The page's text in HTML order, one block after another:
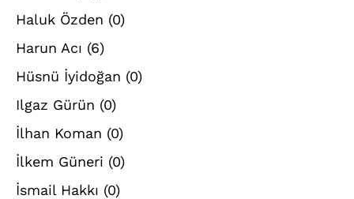
Haluk Özden (0)
Harun Acı (6)
Hüsnü İyidoğan (0)
Ilgaz Gürün (0)
İlhan Koman (0)
İlkem Güneri (0)
İsmail Hakkı (0)